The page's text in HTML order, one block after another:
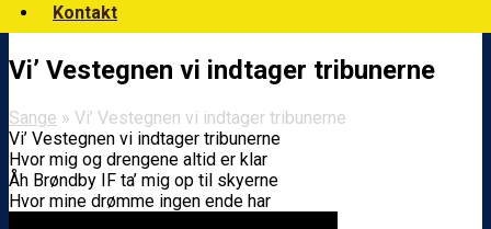
Kontakt
Vi’ Vestegnen vi indtager tribunerne
Sange » Vi’ Vestegnen vi indtager tribunerne
Vi’ Vestegnen vi indtager tribunerne
Hvor mig og drengene altid er klar
Åh Brøndby IF ta’ mig op til skyerne
Hvor mine drømme ingen ende har